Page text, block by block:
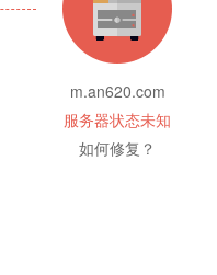
m.an620.com
服务器状态未知
如何修复？